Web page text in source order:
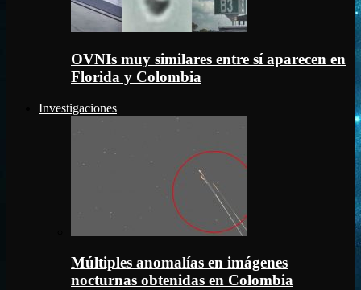
OVNIs muy similares entre sí aparecen en
Florida y Colombia
Investigaciones
Múltiples anomalías en imágenes
nocturnas obtenidas en Colombia